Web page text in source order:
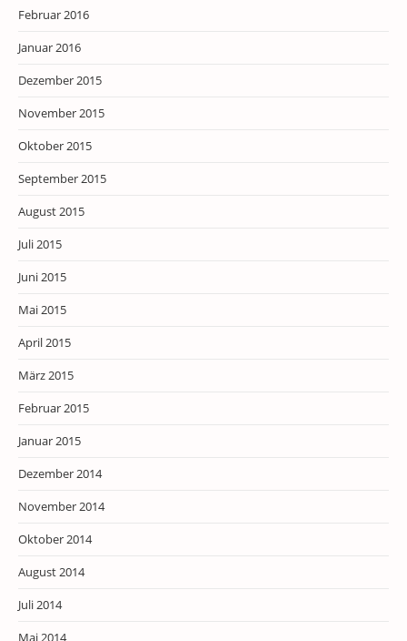
Februar 2016
Januar 2016
Dezember 2015
November 2015
Oktober 2015
September 2015
August 2015
Juli 2015
Juni 2015
Mai 2015
April 2015
März 2015
Februar 2015
Januar 2015
Dezember 2014
November 2014
Oktober 2014
August 2014
Juli 2014
Mai 2014